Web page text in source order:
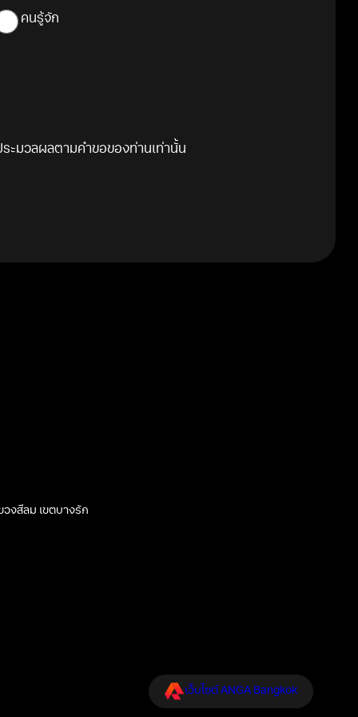
คนรู้จัก
ะมวลผลตามคำขอของท่านเท่านั้น
งสีลม เขตบางรัก
เว็บไซต์ ANGA Bangkok